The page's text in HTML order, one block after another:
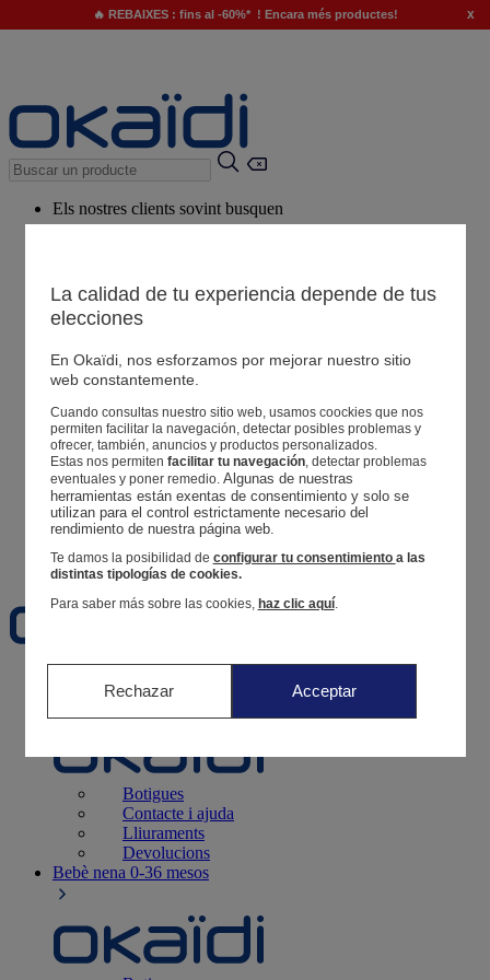
🔥 REBAIXES : fins al -60%* ! Encara més productes! x
Els nostres clients sovint busquen
El nostre consell
Productes suggerits
Botigues
La teva informació
Segueix una comanda
Cistella
Favorits
Naixement 0-12 mesos
Botigues
Contacte i ajuda
Lliuraments
Devolucions
Bebè nena 0-36 mesos
La calidad de tu experiencia depende de tus
elecciones
En Okaïdi, nos esforzamos por mejorar nuestro sitio
web constantemente.
Cuando consultas nuestro sitio web, usamos coockies que nos
permiten facilitar la navegación, detectar posibles problemas y
ofrecer, también, anuncios y productos personalizados.
Estas nos permiten facilitar tu navegación, detectar problemas
eventuales y poner remedio. Algunas de nuestras
herramientas están exentas de consentimiento y solo se
utilizan para el control estrictamente necesario del
rendimiento de nuestra página web.
Te damos la posibilidad de configurar tu consentimiento a las
distintas tipologías de cookies.
Para saber más sobre las cookies, haz clic aquí.
Rechazar Acceptar